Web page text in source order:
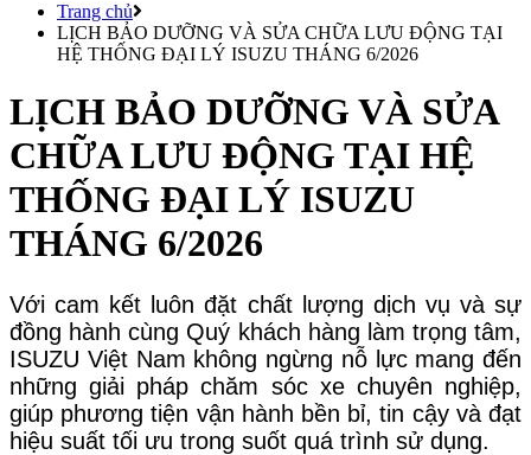
Trang chủ
LỊCH BẢO DƯỠNG VÀ SỬA CHỮA LƯU ĐỘNG TẠI
HỆ THỐNG ĐẠI LÝ ISUZU THÁNG 6/2026
LỊCH BẢO DƯỠNG VÀ SỬA
CHỮA LƯU ĐỘNG TẠI HỆ
THỐNG ĐẠI LÝ ISUZU
THÁNG 6/2026
Với cam kết luôn đặt chất lượng dịch vụ và sự
đồng hành cùng Quý khách hàng làm trọng tâm,
ISUZU Việt Nam không ngừng nỗ lực mang đến
những giải pháp chăm sóc xe chuyên nghiệp,
giúp phương tiện vận hành bền bỉ, tin cậy và đạt
hiệu suất tối ưu trong suốt quá trình sử dụng.